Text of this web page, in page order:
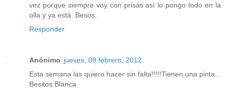
vez porque siempre voy con prisas así lo pongo todo en la
olla y ya está. Besos.
Responder
Anónimo jueves, 09 febrero, 2012
Esta semana las quiero hacer sin falta!!!!!Tienen una pinta...
Besitos Blanca